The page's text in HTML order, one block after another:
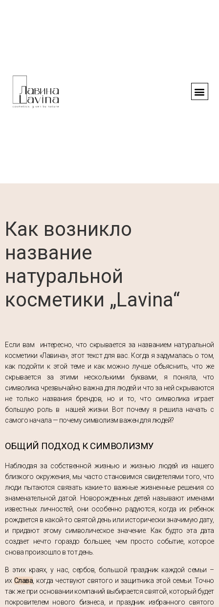
Как возникло
название
натуральной
косметики „Lavina“
Если вам интересно, что скрывается за названием натуральной
косметики «Лавина», этот текст для вас. Когда я задумалась о том,
как подойти к этой теме и как можно лучше объяснить, что же
скрывается за этими несколькими буквами, я поняла, что
символика чрезвычайно важна для людей и что за ней скрываются
не только названия брендов, но и то, что символика играет
большую роль в нашей жизни. Вот почему я решила начать с
самого начала — почему символизм важен для людей?
ОБЩИЙ ПОДХОД К СИМВОЛИЗМУ
Наблюдая за собственной жизнью и жизнью людей из нашего
близкого окружения, мы часто становимся свидетелями того, что
люди пытаются связать какие-то важные жизненные решения со
знаменательной датой. Новорожденных детей называют именами
известных личностей, они особенно радуются, когда их ребенок
рождается в какой-то святой день или исторически значимую дату,
и придают этому символическое значение. Как будто эта дата
создает нечто гораздо большее, чем просто событие, которое
снова произошло в тот день.
В этих краях, у нас, сербов, большой праздник каждой семьи –
их Слава , когда чествуют святого и защитника этой семьи. Точно
так же при основании компаний выбирается святой, который будет
покровителем нового бизнеса, и праздник избранного святого